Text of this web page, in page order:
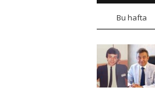
Bu hafta